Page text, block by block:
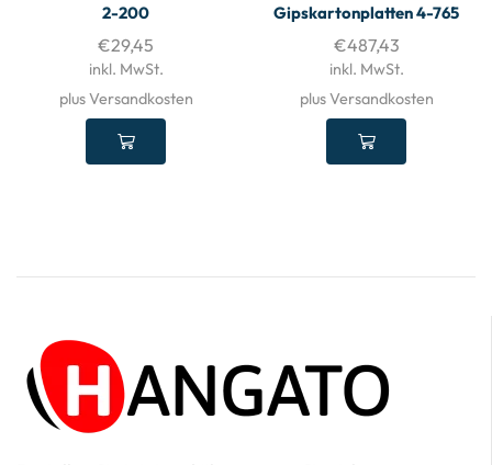
2-200
€29,45
inkl. MwSt.
plus Versandkosten
Gipskartonplatten 4-765
€487,43
inkl. MwSt.
plus Versandkosten